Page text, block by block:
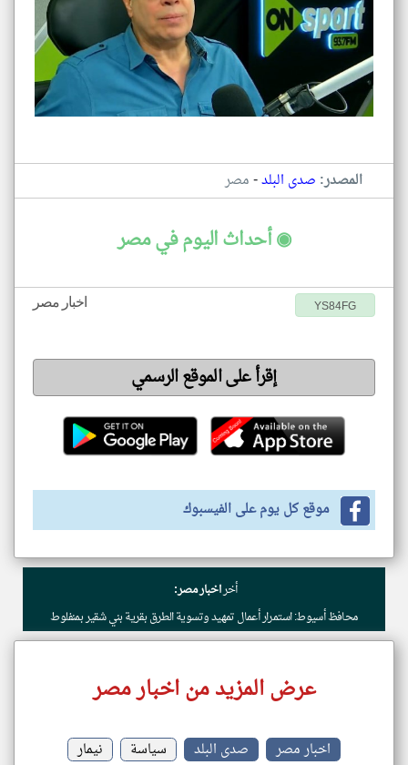
المصدر: صدى البلد-مصر
◉ أحداث اليوم في مصر
اخبار مصر YS84FG
إقرأ على الموقع الرسمي
موقع كل يوم على الفيسبوك
أخراخبار مصر:
محافظ أسيوط: استمرار أعمال تمهيد وتسوية الطرق بقرية بني شقير بمنفلوط
عرض المزيد من اخبار مصر
اخبار مصر صدى البلد سياسة
نيمار